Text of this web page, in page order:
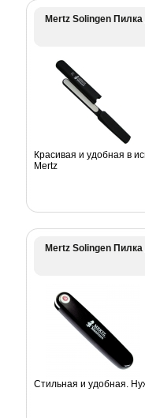
Mertz Solingen
Красивая и удобная в
Mertz
Mertz Solingen
Стильная и удобная.